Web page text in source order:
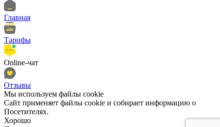
Главная
Тарифы
Online-чат
Отзывы
Мы иcпользуем файлы cookie
Сайт применяет файлы cookie и собирает информацию о
Посетителях.
Хорошо